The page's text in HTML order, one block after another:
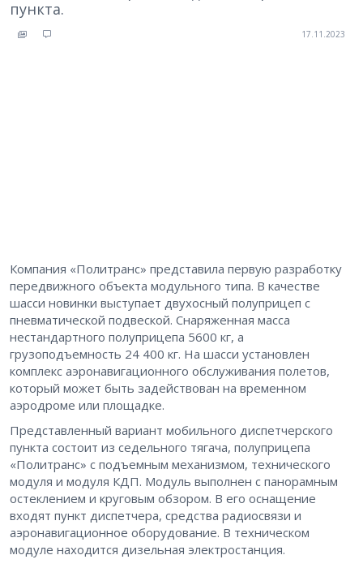
пункта.
17.11.2023
Компания «Политранс» представила первую разработку
передвижного объекта модульного типа. В качестве
шасси новинки выступает двухосный полуприцеп с
пневматической подвеской. Снаряженная масса
нестандартного полуприцепа 5600 кг, а
грузоподъемность 24 400 кг. На шасси установлен
комплекс аэронавигационного обслуживания полетов,
который может быть задействован на временном
аэродроме или площадке.
Представленный вариант мобильного диспетчерского
пункта состоит из седельного тягача, полуприцепа
«Политранс» с подъемным механизмом, технического
модуля и модуля КДП. Модуль выполнен с панорамным
остеклением и круговым обзором. В его оснащение
входят пункт диспетчера, средства радиосвязи и
аэронавигационное оборудование. В техническом
модуле находится дизельная электростанция.